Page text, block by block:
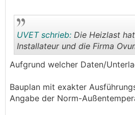
UVET schrieb: Die Heizlast
Installateur und die Firma
Aufgrund welcher Daten/
Bauplan mit exakter
Angabe der Norm-